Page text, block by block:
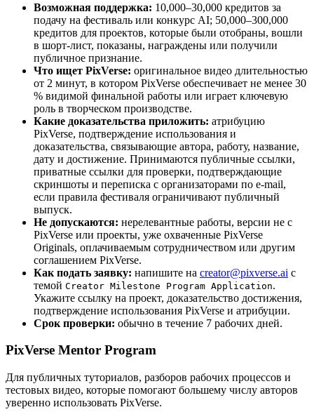
Возможная поддержка: 10,000–30,000 кредитов за
подачу на фестиваль или конкурс AI; 50,000–300,000
кредитов для проектов, которые были отобраны, вошли
в шорт-лист, показаны, награждены или получили
публичное признание.
Что ищет PixVerse: оригинальное видео длительностью
от 2 минут, в котором PixVerse обеспечивает не менее 30
% видимой финальной работы или играет ключевую
роль в творческом производстве.
Какие доказательства приложить: атрибуцию
PixVerse, подтверждение использования и
доказательства, связывающие автора, работу, название,
дату и достижение. Принимаются публичные ссылки,
приватные ссылки для проверки, подтверждающие
скриншоты и переписка с организаторами по e-mail,
если правила фестиваля ограничивают публичный
выпуск.
Не допускаются: нерелевантные работы, версии не с
PixVerse или проекты, уже охваченные PixVerse
Originals, оплачиваемым сотрудничеством или другим
соглашением PixVerse.
Как подать заявку: напишите на creator@pixverse.ai с
темой Creator Milestone Program Application.
Укажите ссылку на проект, доказательство достижения,
подтверждение использования PixVerse и атрибуции.
Срок проверки: обычно в течение 7 рабочих дней.
PixVerse Mentor Program
Для публичных туториалов, разборов рабочих процессов и
тестовых видео, которые помогают большему числу авторов
уверенно использовать PixVerse.